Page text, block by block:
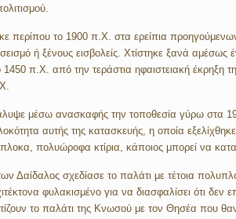
περίπου το 1900 π.Χ. στα ερείπια
ή ξένους εισβολείς. Χτίστηκε ξανά
π.Χ. από την τεράστια ηφαιστειακή
μέσω ανασκαφής την τοποθεσία γύρω στα
αυτής της κατασκευής, η οποία
πολυώροφα κτίρια, κάποιος μπορεί να
Δαίδαλος σχεδίασε το παλάτι με τέτοια
φυλακισμένο για να διασφαλίσει ότι
το παλάτι της Κνωσού με τον Θησέα που